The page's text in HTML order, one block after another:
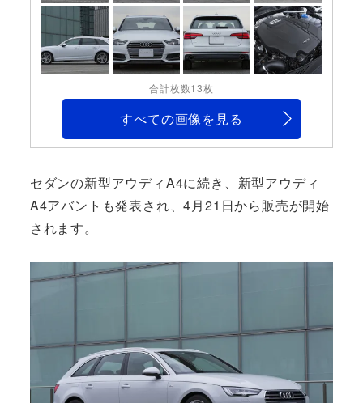
合計枚数13枚
すべての画像を見る
セダンの新型アウディA4に続き、新型アウディ
A4アバントも発表され、4月21日から販売が開始
されます。